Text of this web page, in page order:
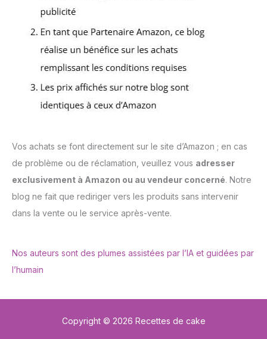
Vos achats se font directement sur le site d’Amazon ; en cas
de problème ou de réclamation, veuillez vous adresser
exclusivement à Amazon ou au vendeur concerné. Notre
blog ne fait que rediriger vers les produits sans intervenir
dans la vente ou le service après-vente.
Nos auteurs sont des plumes assistées par l’IA et guidées par
l’humain
Copyright © 2026 Recettes de cake